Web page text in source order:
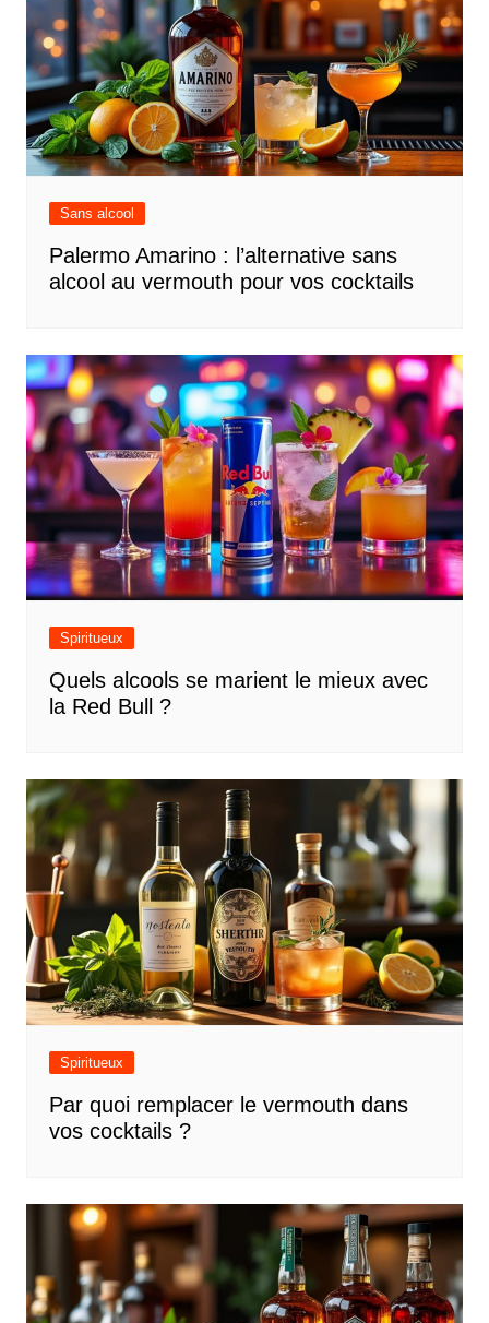
Sans alcool
Palermo Amarino : l’alternative sans
alcool au vermouth pour vos cocktails
Spiritueux
Quels alcools se marient le mieux avec
la Red Bull ?
Spiritueux
Par quoi remplacer le vermouth dans
vos cocktails ?